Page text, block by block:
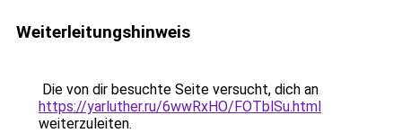
Weiterleitungshinweis
Die von dir besuchte Seite versucht, dich an
https://yarluther.ru/6wwRxHO/FOTblSu.html
weiterzuleiten.